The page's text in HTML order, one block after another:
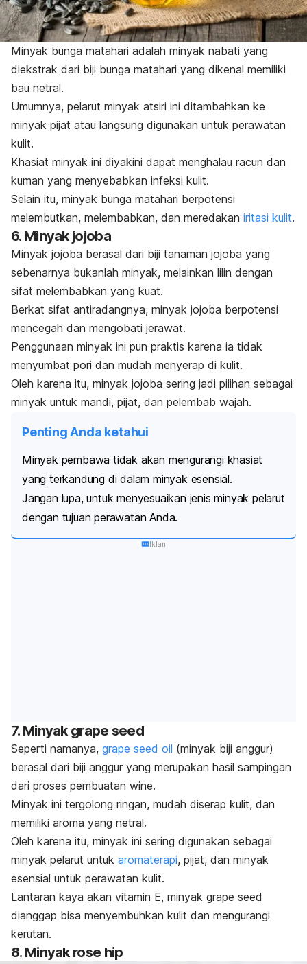
Minyak bunga matahari adalah minyak nabati yang
diekstrak dari biji bunga matahari yang dikenal memiliki
bau netral.
Umumnya, pelarut minyak atsiri ini ditambahkan ke
minyak pijat atau langsung digunakan untuk perawatan
kulit.
Khasiat minyak ini diyakini dapat menghalau racun dan
kuman yang menyebabkan infeksi kulit.
Selain itu, minyak bunga matahari berpotensi
melembutkan, melembabkan, dan meredakan iritasi kulit.
6. Minyak jojoba
Minyak jojoba berasal dari biji tanaman jojoba yang
sebenarnya bukanlah minyak, melainkan lilin dengan
sifat melembabkan yang kuat.
Berkat sifat antiradangnya, minyak jojoba berpotensi
mencegah dan mengobati jerawat.
Penggunaan minyak ini pun praktis karena ia tidak
menyumbat pori dan mudah menyerap di kulit.
Oleh karena itu, minyak jojoba sering jadi pilihan sebagai
minyak untuk mandi, pijat, dan pelembab wajah.
Penting Anda ketahui
Minyak pembawa tidak akan mengurangi khasiat
yang terkandung di dalam minyak esensial.
Jangan lupa, untuk menyesuaikan jenis minyak pelarut
dengan tujuan perawatan Anda.
Iklan
7. Minyak grape seed
Seperti namanya, grape seed oil (minyak biji anggur)
berasal dari biji anggur yang merupakan hasil sampingan
dari proses pembuatan wine.
Minyak ini tergolong ringan, mudah diserap kulit, dan
memiliki aroma yang netral.
Oleh karena itu, minyak ini sering digunakan sebagai
minyak pelarut untuk aromaterapi, pijat, dan minyak
esensial untuk perawatan kulit.
Lantaran kaya akan vitamin E, minyak grape seed
dianggap bisa menyembuhkan kulit dan mengurangi
kerutan.
8. Minyak rose hip